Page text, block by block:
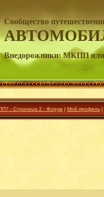
Сообщество
Внедорожники: МКПП
- Страница 2 - Форум | Мой профиль |